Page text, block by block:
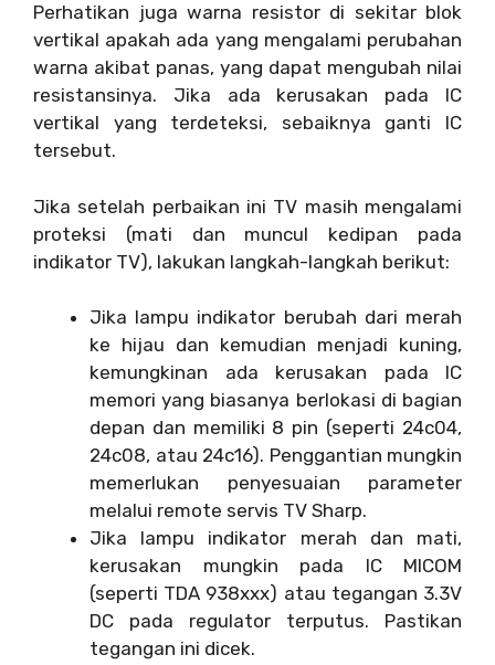
Perhatikan juga warna resistor di sekitar blok
vertikal apakah ada yang mengalami perubahan
warna akibat panas, yang dapat mengubah nilai
resistansinya. Jika ada kerusakan pada IC
vertikal yang terdeteksi, sebaiknya ganti IC
tersebut.
Jika setelah perbaikan ini TV masih mengalami
proteksi (mati dan muncul kedipan pada
indikator TV), lakukan langkah-langkah berikut:
Jika lampu indikator berubah dari merah
ke hijau dan kemudian menjadi kuning,
kemungkinan ada kerusakan pada IC
memori yang biasanya berlokasi di bagian
depan dan memiliki 8 pin (seperti 24c04,
24c08, atau 24c16). Penggantian mungkin
memerlukan penyesuaian parameter
melalui remote servis TV Sharp.
Jika lampu indikator merah dan mati,
kerusakan mungkin pada IC MICOM
(seperti TDA 938xxx) atau tegangan 3.3V
DC pada regulator terputus. Pastikan
tegangan ini dicek.